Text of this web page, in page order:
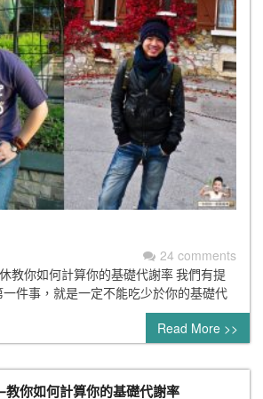
24 comments
教你如何計算你的基礎代謝率 我們有提
件事，就是一定不能吃少於你的基礎代
Read More >>
你如何計算你的基礎代謝率